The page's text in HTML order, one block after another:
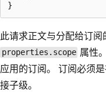
此请求正文与分配给订
properties.scope 属性
应用的订阅。 订阅必须
接子级。